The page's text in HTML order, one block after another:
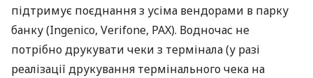
підтримує поєднання з усіма вендорами в парку
банку (Ingenico, Verifone, PAX). Водночас не
потрібно друкувати чеки з термінала (у разі
реалізації друкування термінального чека на